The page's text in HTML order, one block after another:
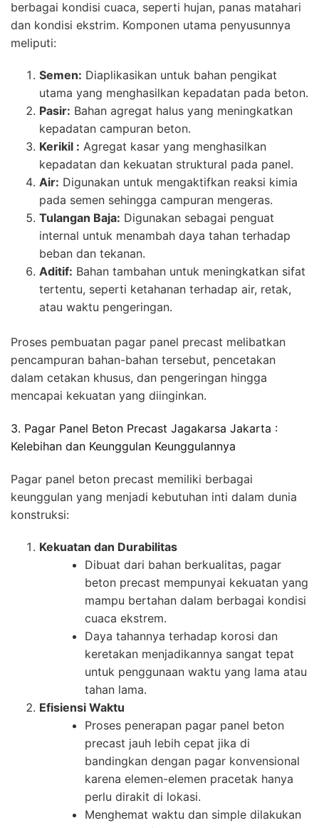
berbagai kondisi cuaca, seperti hujan, panas matahari
dan kondisi ekstrim. Komponen utama penyusunnya
meliputi:
Semen: Diaplikasikan untuk bahan pengikat
utama yang menghasilkan kepadatan pada beton.
Pasir: Bahan agregat halus yang meningkatkan
kepadatan campuran beton.
Kerikil : Agregat kasar yang menghasilkan
kepadatan dan kekuatan struktural pada panel.
Air: Digunakan untuk mengaktifkan reaksi kimia
pada semen sehingga campuran mengeras.
Tulangan Baja: Digunakan sebagai penguat
internal untuk menambah daya tahan terhadap
beban dan tekanan.
Aditif: Bahan tambahan untuk meningkatkan sifat
tertentu, seperti ketahanan terhadap air, retak,
atau waktu pengeringan.
Proses pembuatan pagar panel precast melibatkan
pencampuran bahan-bahan tersebut, pencetakan
dalam cetakan khusus, dan pengeringan hingga
mencapai kekuatan yang diinginkan.
3. Pagar Panel Beton Precast Jagakarsa Jakarta :
Kelebihan dan Keunggulan Keunggulannya
Pagar panel beton precast memiliki berbagai
keunggulan yang menjadi kebutuhan inti dalam dunia
konstruksi:
Kekuatan dan Durabilitas
Dibuat dari bahan berkualitas, pagar
beton precast mempunyai kekuatan yang
mampu bertahan dalam berbagai kondisi
cuaca ekstrem.
Daya tahannya terhadap korosi dan
keretakan menjadikannya sangat tepat
untuk penggunaan waktu yang lama atau
tahan lama.
Efisiensi Waktu
Proses penerapan pagar panel beton
precast jauh lebih cepat jika di
bandingkan dengan pagar konvensional
karena elemen-elemen pracetak hanya
perlu dirakit di lokasi.
Menghemat waktu dan simple dilakukan